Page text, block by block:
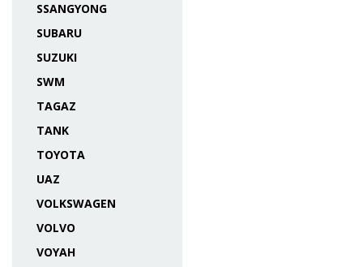
SSANGYONG
SUBARU
SUZUKI
SWM
TAGAZ
TANK
TOYOTA
UAZ
VOLKSWAGEN
VOLVO
VOYAH